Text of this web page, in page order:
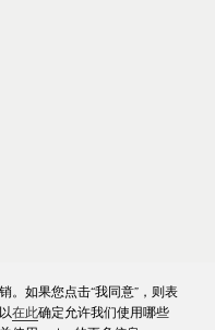
。如果您点击“我同意”，则表
在此确定允许我们使用哪些